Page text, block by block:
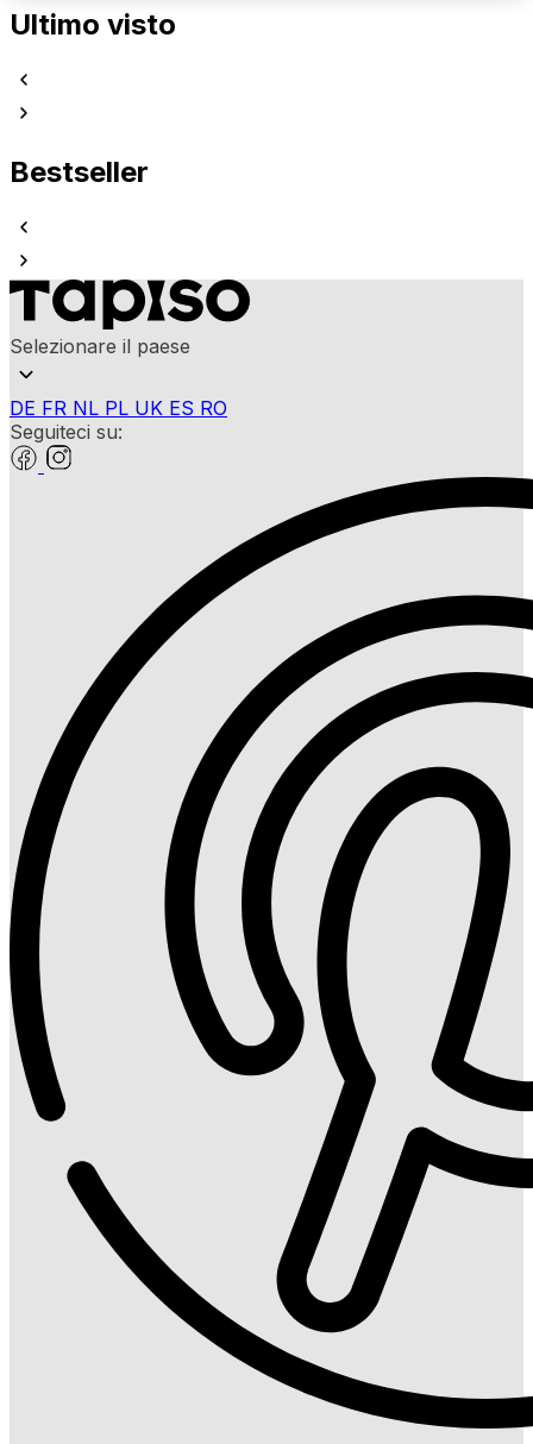
Ultimo visto
Bestseller
Selezionare il paese
DE FR NL PL UK ES RO
Seguiteci su: